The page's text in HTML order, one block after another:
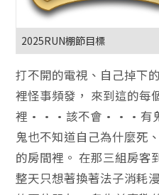
2025RUN棚節目標
打不開的電視、自己掉下
裡怪事頻發， 來到這的
裡···該不會···有
鬼也不知道自己為什麼死
的房間裡。 在那三組房客
整天只想著換著法子消耗